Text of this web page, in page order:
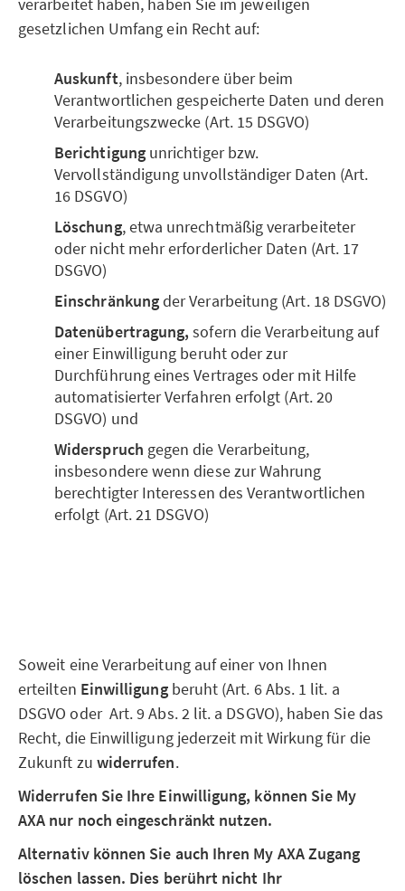
gesetzlichen Umfang ein Recht auf:
Auskunft, insbesondere über beim
Verantwortlichen gespeicherte Daten und deren
Verarbeitungszwecke (Art. 15 DSGVO)
Berichtigungunrichtiger bzw.
Vervollständigung unvollständiger Daten (Art.
16 DSGVO)
Löschung, etwa unrechtmäßig verarbeiteter
oder nicht mehr erforderlicher Daten (Art. 17
DSGVO)
Einschränkungder Verarbeitung (Art. 18 DSGVO)
Datenübertragung,sofern die Verarbeitung auf
einer Einwilligung beruht oder zur
Durchführung eines Vertrages oder mit Hilfe
automatisierter Verfahren erfolgt (Art. 20
DSGVO) und
Widerspruch gegen die Verarbeitung,
insbesondere wenn diese zur Wahrung
berechtigter Interessen des Verantwortlichen
erfolgt (Art. 21 DSGVO)
Soweit eine Verarbeitung auf einer von Ihnen
erteilten Einwilligungberuht (Art. 6 Abs. 1 lit. a
DSGVO oder Art. 9 Abs. 2 lit. a DSGVO), haben Sie das
Recht, die Einwilligung jederzeit mit Wirkung für die
Zukunft zu widerrufen.
Widerrufen Sie Ihre Einwilligung, können Sie My
AXA nur noch eingeschränkt nutzen.
Alternativ können Sie auch Ihren My AXA Zugang
löschen lassen. Dies berührt nicht Ihr